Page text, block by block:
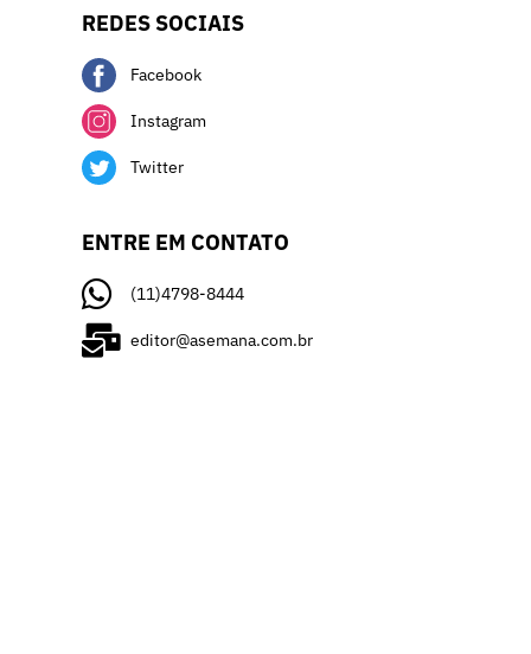
REDES SOCIAIS
Facebook
Instagram
Twitter
ENTRE EM CONTATO
(11)4798-8444
editor@asemana.com.br